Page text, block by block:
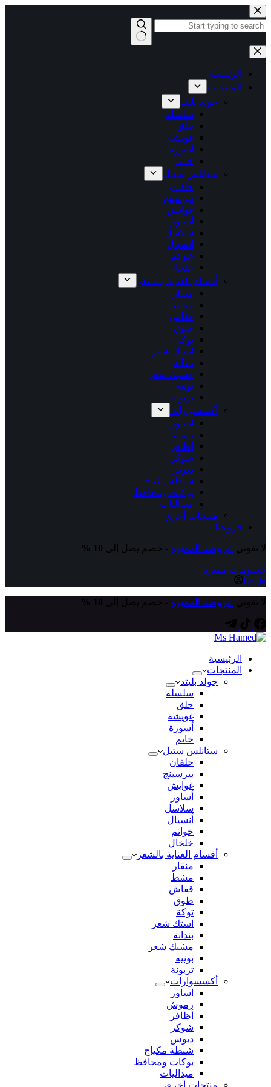
التجاوز
إلى
المحتوى
نتائج
الرئيسية
المنتجات
جولد بليتد
سلسلة
حلق
غويشة
أسورة
خاتم
ستانلس ستيل
حلقان
بيرسينج
غوايش
أساور
سلاسل
أنسيال
خواتم
خلخال
أقسام العناية بالشعر
منقار
مشط
قفاش
طوق
توكة
استك شعر
بندانة
مشبك شعر
بونيه
تربونة
أكسسوارات
اساور
رموش
أظافر
شوكر
دبوس
شنطة مكياج
بوكات ومحافظ
ميداليات
منتجات أخري
فروعنا
لا تفوتي عروضنا المميزة - خصم يصل إلى
خصومات مميزة
Login
عروضنا المميزة
الرئيسية
المنتجات
جولد بليتد
سلسلة
حلق
غويشة
أسورة
خاتم
ستانلس ستيل
حلقان
بيرسينج
غوايش
أساور
سلاسل
أنسيال
خواتم
خلخال
أقسام العناية بالشعر
منقار
مشط
قفاش
طوق
توكة
استك شعر
بندانة
مشبك شعر
بونيه
تربونة
أكسسوارات
اساور
رموش
أظافر
شوكر
دبوس
شنطة مكياج
بوكات ومحافظ
ميداليات
منتجات أخري